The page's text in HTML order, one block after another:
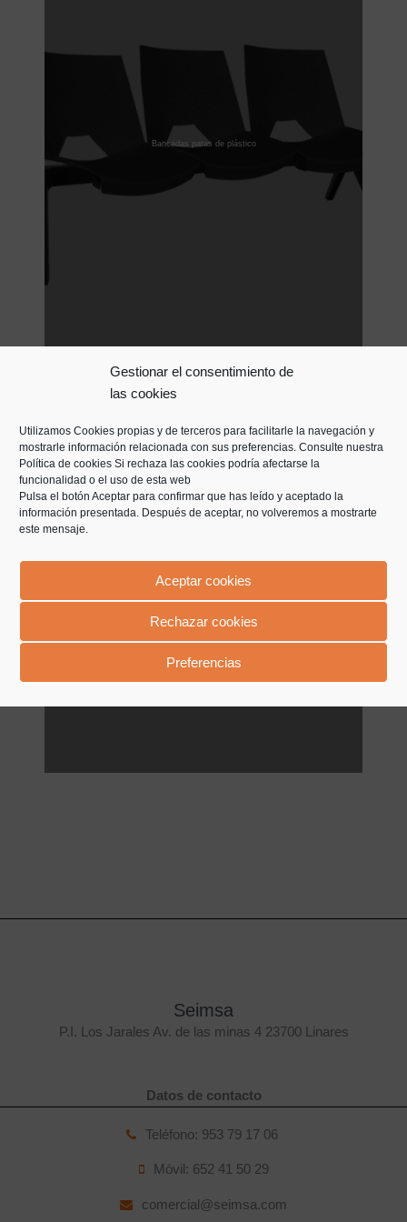
Gestionar el consentimiento de
las cookies
Utilizamos Cookies propias y de terceros para facilitarle la navegación y
mostrarle información relacionada con sus preferencias. Consulte nuestra
Política de cookies Si rechaza las cookies podría afectarse la
funcionalidad o el uso de esta web
Pulsa el botón Aceptar para confirmar que has leído y aceptado la
información presentada. Después de aceptar, no volveremos a mostrarte
este mensaje.
Aceptar cookies
Rechazar cookies
Preferencias
Bancadas patas de plástico
Bancadas patas de aluminio
Seimsa
P.I. Los Jarales Av. de las minas 4 23700 Linares
Datos de contacto
Teléfono: 953 79 17 06
Móvil: 652 41 50 29
comercial@seimsa.com